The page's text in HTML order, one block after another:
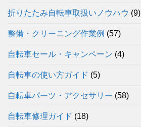
折りたたみ自転車取扱いノウハウ (9)
整備・クリーニング作業例 (57)
自転車セール・キャンペーン (4)
自転車の使い方ガイド (5)
自転車パーツ・アクセサリー (58)
自転車修理ガイド (18)